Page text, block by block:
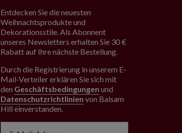
Entdecken Sie die neuesten
Weihnachtsprodukte und
Dekorationsstile. Als Abonnent
unseres Newsletters erhalten Sie 30 €
Rabatt auf Ihre nächste Bestellung.
Durch die Registrierung in unserem E-
Mail-Verteiler erklären Sie sich mit
den Geschäftsbedingungen und
Datenschutzrichtlinien von Balsam
Hill einverstanden.